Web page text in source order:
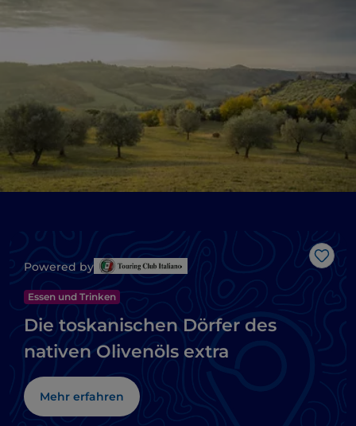
Like
Powered by
Essen und Trinken
Die toskanischen Dörfer des
nativen Olivenöls extra
Mehr erfahren